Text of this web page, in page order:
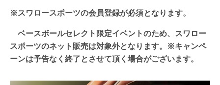
※スワロースポーツの会員登録が必須となります。
ベースボールセレクト限定イベントのため、 スワロー
スポーツのネット販売は対象外となります。※キャンペ
ーンは予告なく終了とさせて頂く場合がございます。